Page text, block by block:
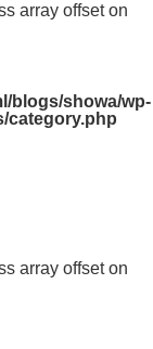
array offset on
blogs/showa/wp-
category.php
array offset on